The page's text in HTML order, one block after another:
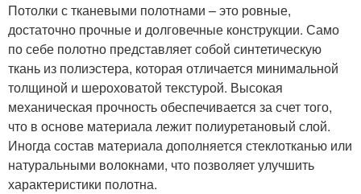
Потолки с тканевыми полотнами – это ровные,
достаточно прочные и долговечные конструкции. Само
по себе полотно представляет собой синтетическую
ткань из полиэстера, которая отличается минимальной
толщиной и шероховатой текстурой. Высокая
механическая прочность обеспечивается за счет того,
что в основе материала лежит полиуретановый слой.
Иногда состав материала дополняется стеклотканью или
натуральными волокнами, что позволяет улучшить
характеристики полотна.